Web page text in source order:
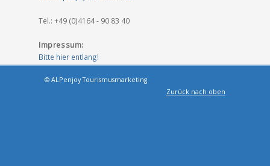
Tel.: +49 (0)4164 - 90 83 40
Impressum:
Bitte hier entlang!
© ALPenjoyTourismusmarketing
Zurück nach oben